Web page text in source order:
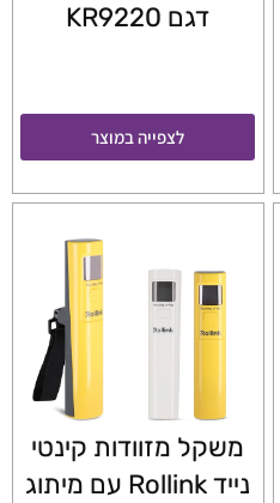
דגם KR9220
לצפייה במוצר
משקל מזוודות קינטי
נייד Rollink עם מיתוג